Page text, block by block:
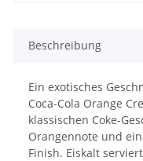
Beschreibung
Ein exotisches
Coca-Cola Orange
klassischen Coke-
Orangennote und
Finish. Eiskalt